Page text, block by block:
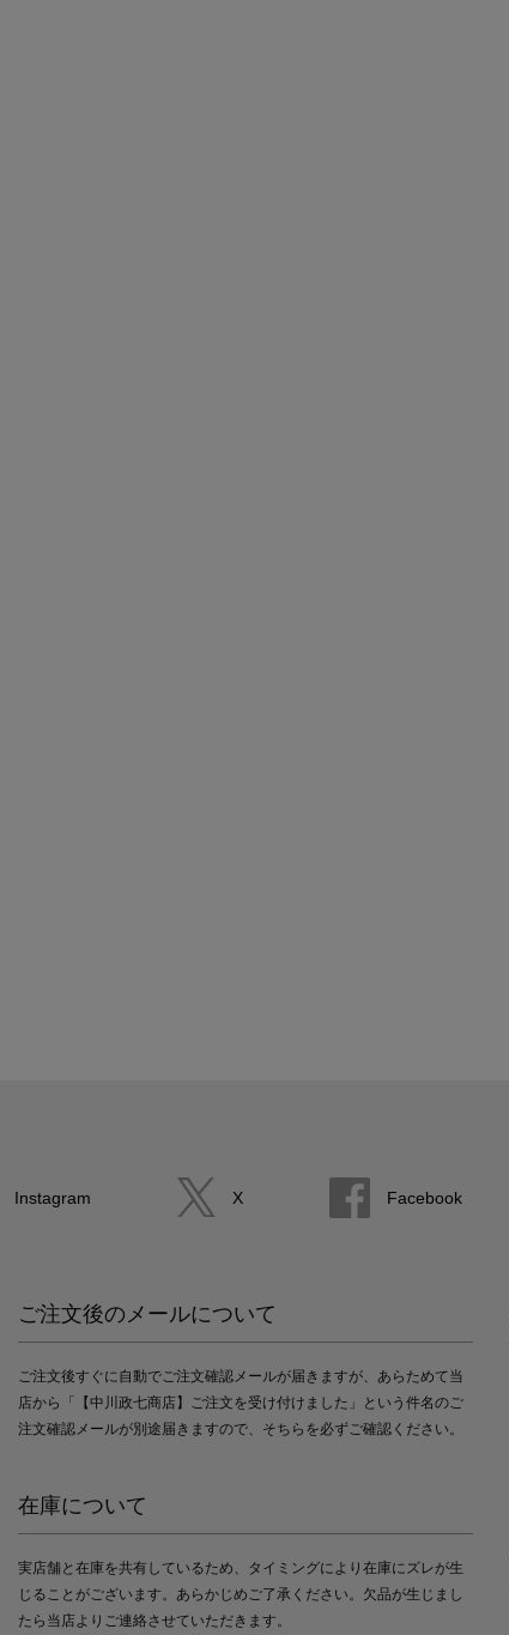
Instagram X Facebook
ご注文後のメールについて
ご注文後すぐに自動でご注文確認メールが届きますが、あらためて当
店から「【中川政七商店】ご注文を受け付けました」という件名のご
注文確認メールが別途届きますので、そちらを必ずご確認ください。
在庫について
実店舗と在庫を共有しているため、タイミングにより在庫にズレが生
じることがございます。あらかじめご了承ください。欠品が生じまし
たら当店よりご連絡させていただきます。